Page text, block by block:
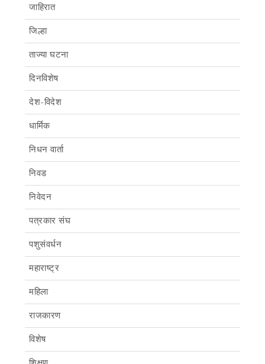
जाहिरात
जिल्हा
ताज्या घटना
दिनविशेष
देश-विदेश
धार्मिक
निधन वार्ता
निवड
निवेदन
पत्रकार संघ
पशुसंवर्धन
महाराष्ट्र
महिला
राजकारण
विशेष